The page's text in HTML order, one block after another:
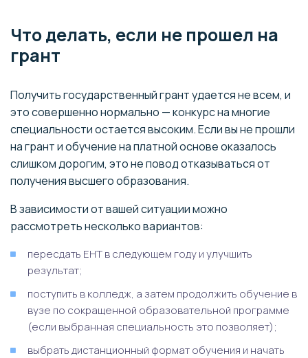
Что делать, если не прошел на
грант
Получить государственный грант удается не всем, и
это совершенно нормально — конкурс на многие
специальности остается высоким. Если вы не прошли
на грант и обучение на платной основе оказалось
слишком дорогим, это не повод отказываться от
получения высшего образования.
В зависимости от вашей ситуации можно
рассмотреть несколько вариантов:
пересдать ЕНТ в следующем году и улучшить
результат;
поступить в колледж, а затем продолжить обучение в
вузе по сокращенной образовательной программе
(если выбранная специальность это позволяет);
выбрать дистанционный формат обучения и начать